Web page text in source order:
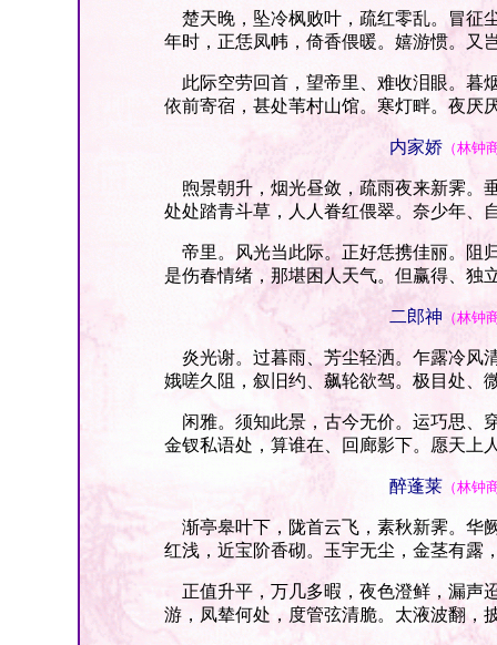
楚天晚，坠冷枫败叶，疏红零乱。冒征
年时，正恁凤帏，倚香偎暖。嬉游惯。又
此际空劳回首，望帝里、难收泪眼。暮
依前寄宿，甚处苇村山馆。寒灯畔。夜厌
内家娇 （林钟
煦景朝升，烟光昼敛，疏雨夜来新霁。
处处踏青斗草，人人眷红偎翠。奈少年、
帝里。风光当此际。正好恁携佳丽。阻
是伤春情绪，那堪困人天气。但赢得、独
二郎神 （林钟
炎光谢。过暮雨、芳尘轻洒。乍露冷风
娥嗟久阻，叙旧约、飙轮欲驾。极目处、
闲雅。须知此景，古今无价。运巧思、
金钗私语处，算谁在、回廊影下。愿天上
醉蓬莱 （林钟
渐亭皋叶下，陇首云飞，素秋新霁。华
红浅，近宝阶香砌。玉宇无尘，金茎有露
正值升平，万几多暇，夜色澄鲜，漏声
游，凤辇何处，度管弦清脆。太液波翻，